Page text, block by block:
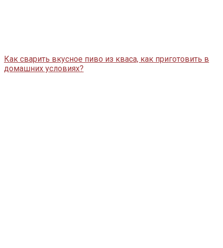
Как сварить вкусное пиво из кваса, как приготовить в
домашних условиях?